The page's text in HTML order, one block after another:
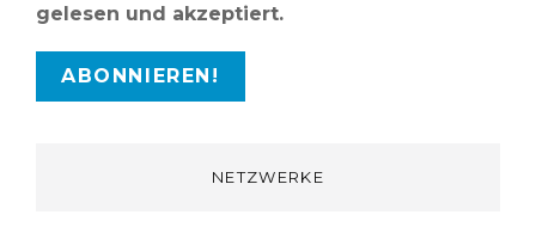
gelesen und akzeptiert.
NETZWERKE